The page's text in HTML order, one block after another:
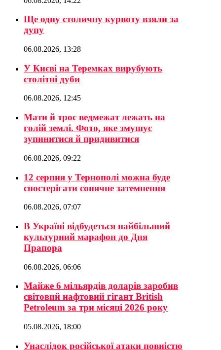
Ще одну столичну курвоту взяли за
дупу
06.08.2026, 13:28
У Києві на Теремках вирубують
столітні дуби
06.08.2026, 12:45
Мати й троє ведмежат лежать на
голій землі. Фото, яке змушує
зупинитися й придивитися
06.08.2026, 09:22
12 серпня у Тернополі можна буде
спостерігати сонячне затемнення
06.08.2026, 07:07
В Україні відбудеться найбільший
культурний марафон до Дня
Прапора
06.08.2026, 06:06
Майже 6 мільярдів доларів заробив
світовий нафтовий гігант British
Petroleum за три місяці 2026 року
05.08.2026, 18:00
Унаслідок російської атаки повністю